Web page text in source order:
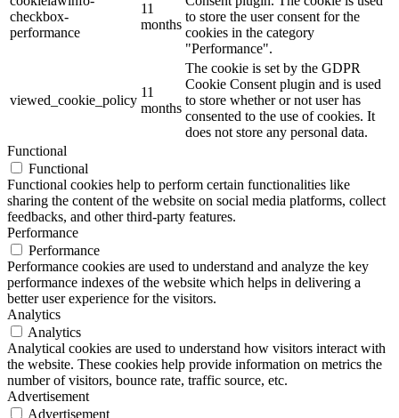
checkbox-
performance
11
months
to store the user consent for the
cookies in the category
"Performance".
viewed_cookie_policy
11
months
The cookie is set by the GDPR
Cookie Consent plugin and is used
to store whether or not user has
consented to the use of cookies. It
does not store any personal data.
Functional
Functional
Functional cookies help to perform certain functionalities like
sharing the content of the website on social media platforms, collect
feedbacks, and other third-party features.
Performance
Performance
Performance cookies are used to understand and analyze the key
performance indexes of the website which helps in delivering a
better user experience for the visitors.
Analytics
Analytics
Analytical cookies are used to understand how visitors interact with
the website. These cookies help provide information on metrics the
number of visitors, bounce rate, traffic source, etc.
Advertisement
Advertisement